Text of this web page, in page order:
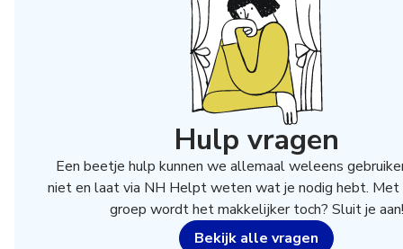
Hulp vragen
Een beetje hulp kunnen we allemaal weleens
niet en laat via NH Helpt weten wat je nodig hebt.
groep wordt het makkelijker toch? Sluit je aan!
Bekijk alle vragen